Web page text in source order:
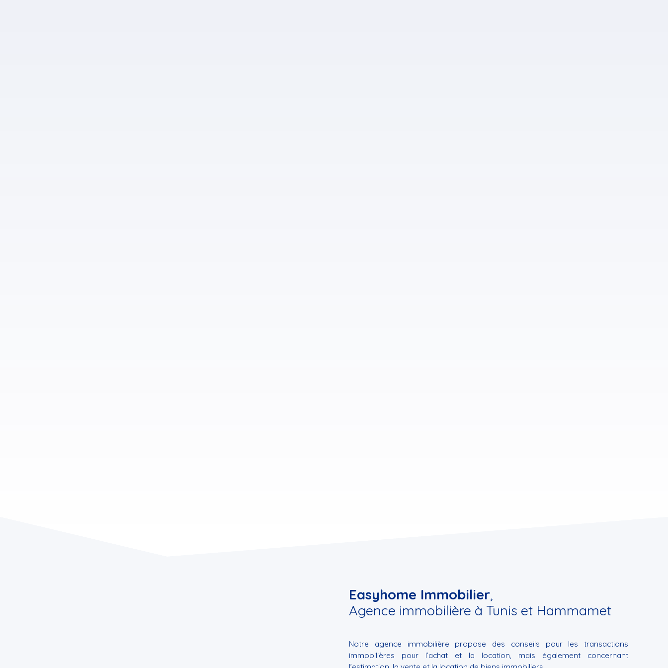
Easyhome Immobilier,
Agence immobilière à Tunis et Hammamet
Notre agence immobilière propose des conseils pour les transactions
immobilières pour l’achat et la location, mais également concernant